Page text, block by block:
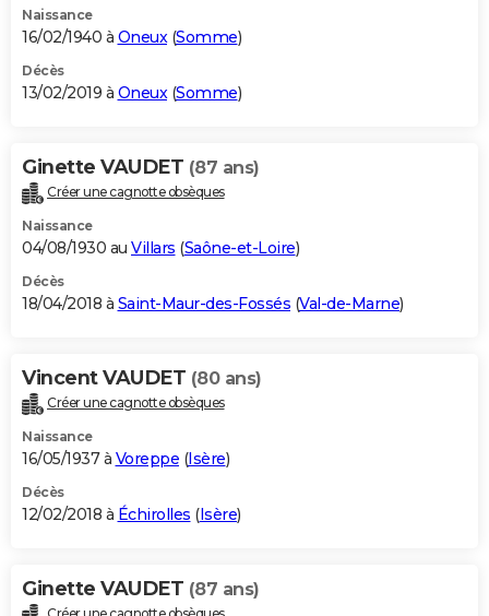
Naissance
16/02/1940 à Oneux(Somme)
Décès
13/02/2019 à Oneux(Somme)
Ginette VAUDET (87 ans)
Créer une cagnotte obsèques
Naissance
04/08/1930 au Villars (Saône-et-Loire)
Décès
18/04/2018 à Saint-Maur-des-Fossés (Val-de-Marne)
Vincent VAUDET (80 ans)
Créer une cagnotte obsèques
Naissance
16/05/1937 à Voreppe (Isère)
Décès
12/02/2018 à Échirolles (Isère)
Ginette VAUDET (87 ans)